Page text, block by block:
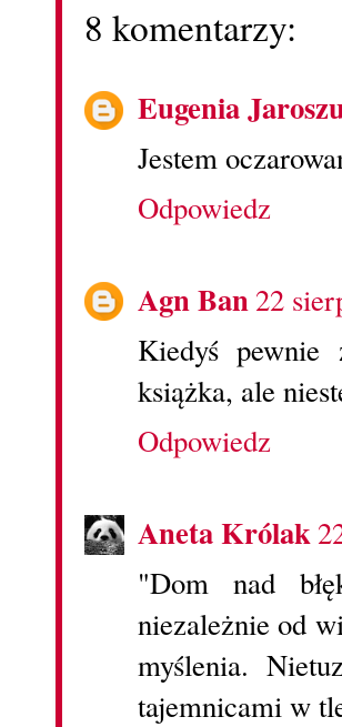
8 komentarzy:
Eugenia
Jestem
Odpowiedz
Agn Ban22
Kiedyś
książka, ale
Odpowiedz
Aneta Królak
"Dom nad
niezależnie od
myślenia.
tajemnicami w